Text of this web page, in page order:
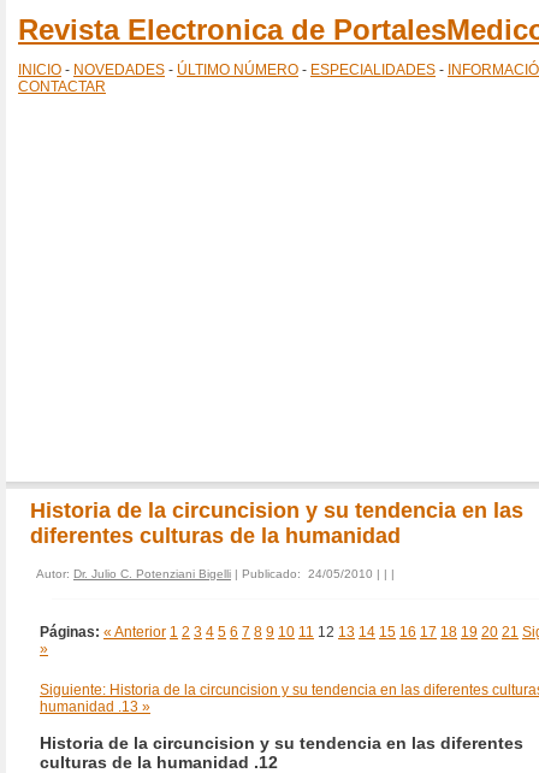
Revista Electronica de
INICIO - NOVEDADES - ÚLTIMO NÚMERO - ESPECIALIDADES -
CONTACTAR
Historia de la circuncision y su tendencia en las
diferentes culturas de la humanidad
Autor: Dr. Julio C. Potenziani Bigelli | Publicado: 24/05/2010 | | |
Páginas: « Anterior 1 2 3 4 5 6 7 8 9 10 11 12 13 14 15 16 17 18 19 20 21
»
Siguiente: Historia de la circuncision y su tendencia en las diferentes
humanidad .13 »
Historia de la circuncision y su tendencia en las diferentes
culturas de la humanidad .12